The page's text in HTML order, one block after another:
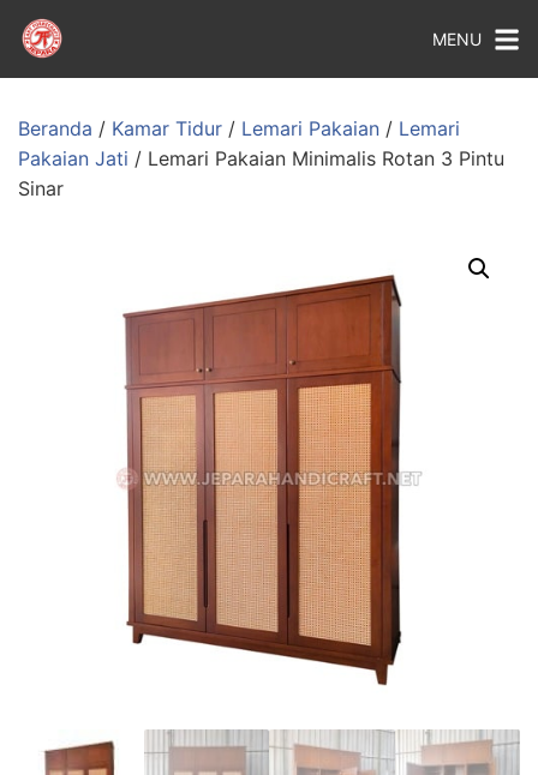
MENU
Beranda / Kamar Tidur / Lemari Pakaian / Lemari
Pakaian Jati / Lemari Pakaian Minimalis Rotan 3 Pintu
Sinar